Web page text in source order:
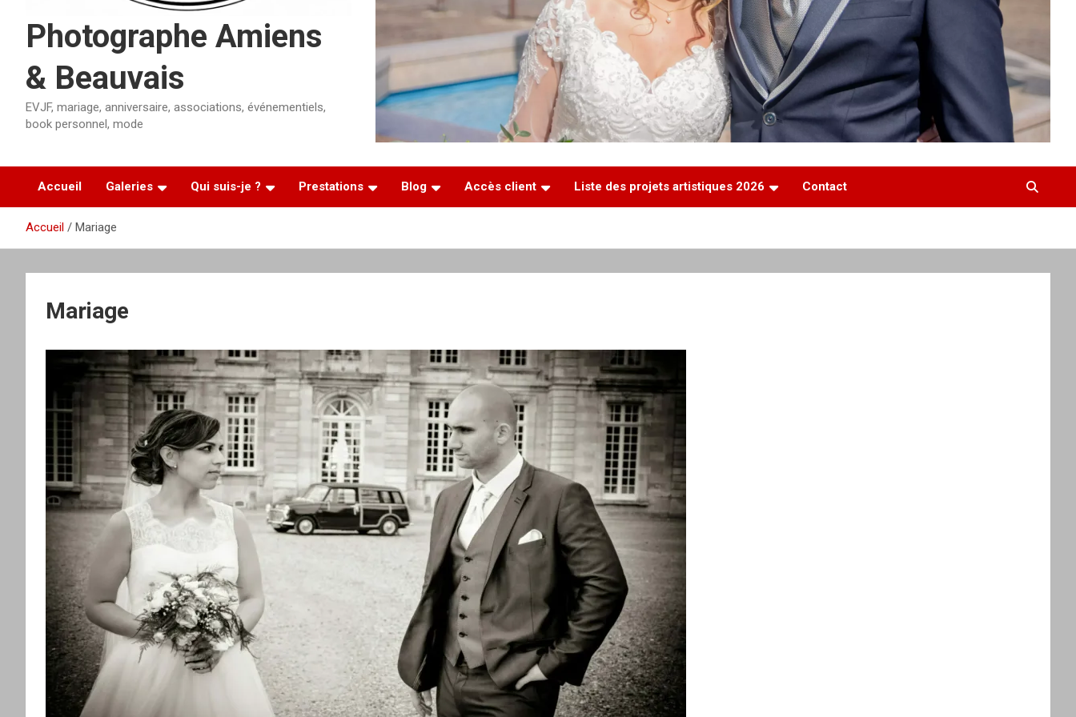
Photographe Amiens
& Beauvais
EVJF, mariage, anniversaire, associations, événementiels,
book personnel, mode
Accueil Galeries Qui suis-je ? Prestations Blog Accès client Liste des projets artistiques 2026 Contact
Accueil Mariage
Mariage